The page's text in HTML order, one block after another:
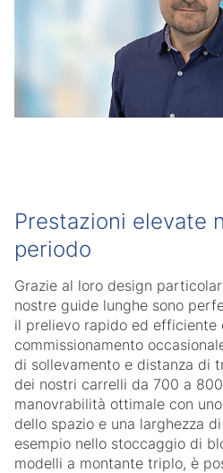
Prestazioni elevate
periodo
Grazie al loro design
nostre guide lunghe sono
il prelievo rapido ed efficiente
commissionamento
di sollevamento e distanza di
dei nostri carrelli da 700 a
manovrabilità ottimale con
dello spazio e una larghezza
esempio nello stoccaggio di
modelli a montante triplo, è